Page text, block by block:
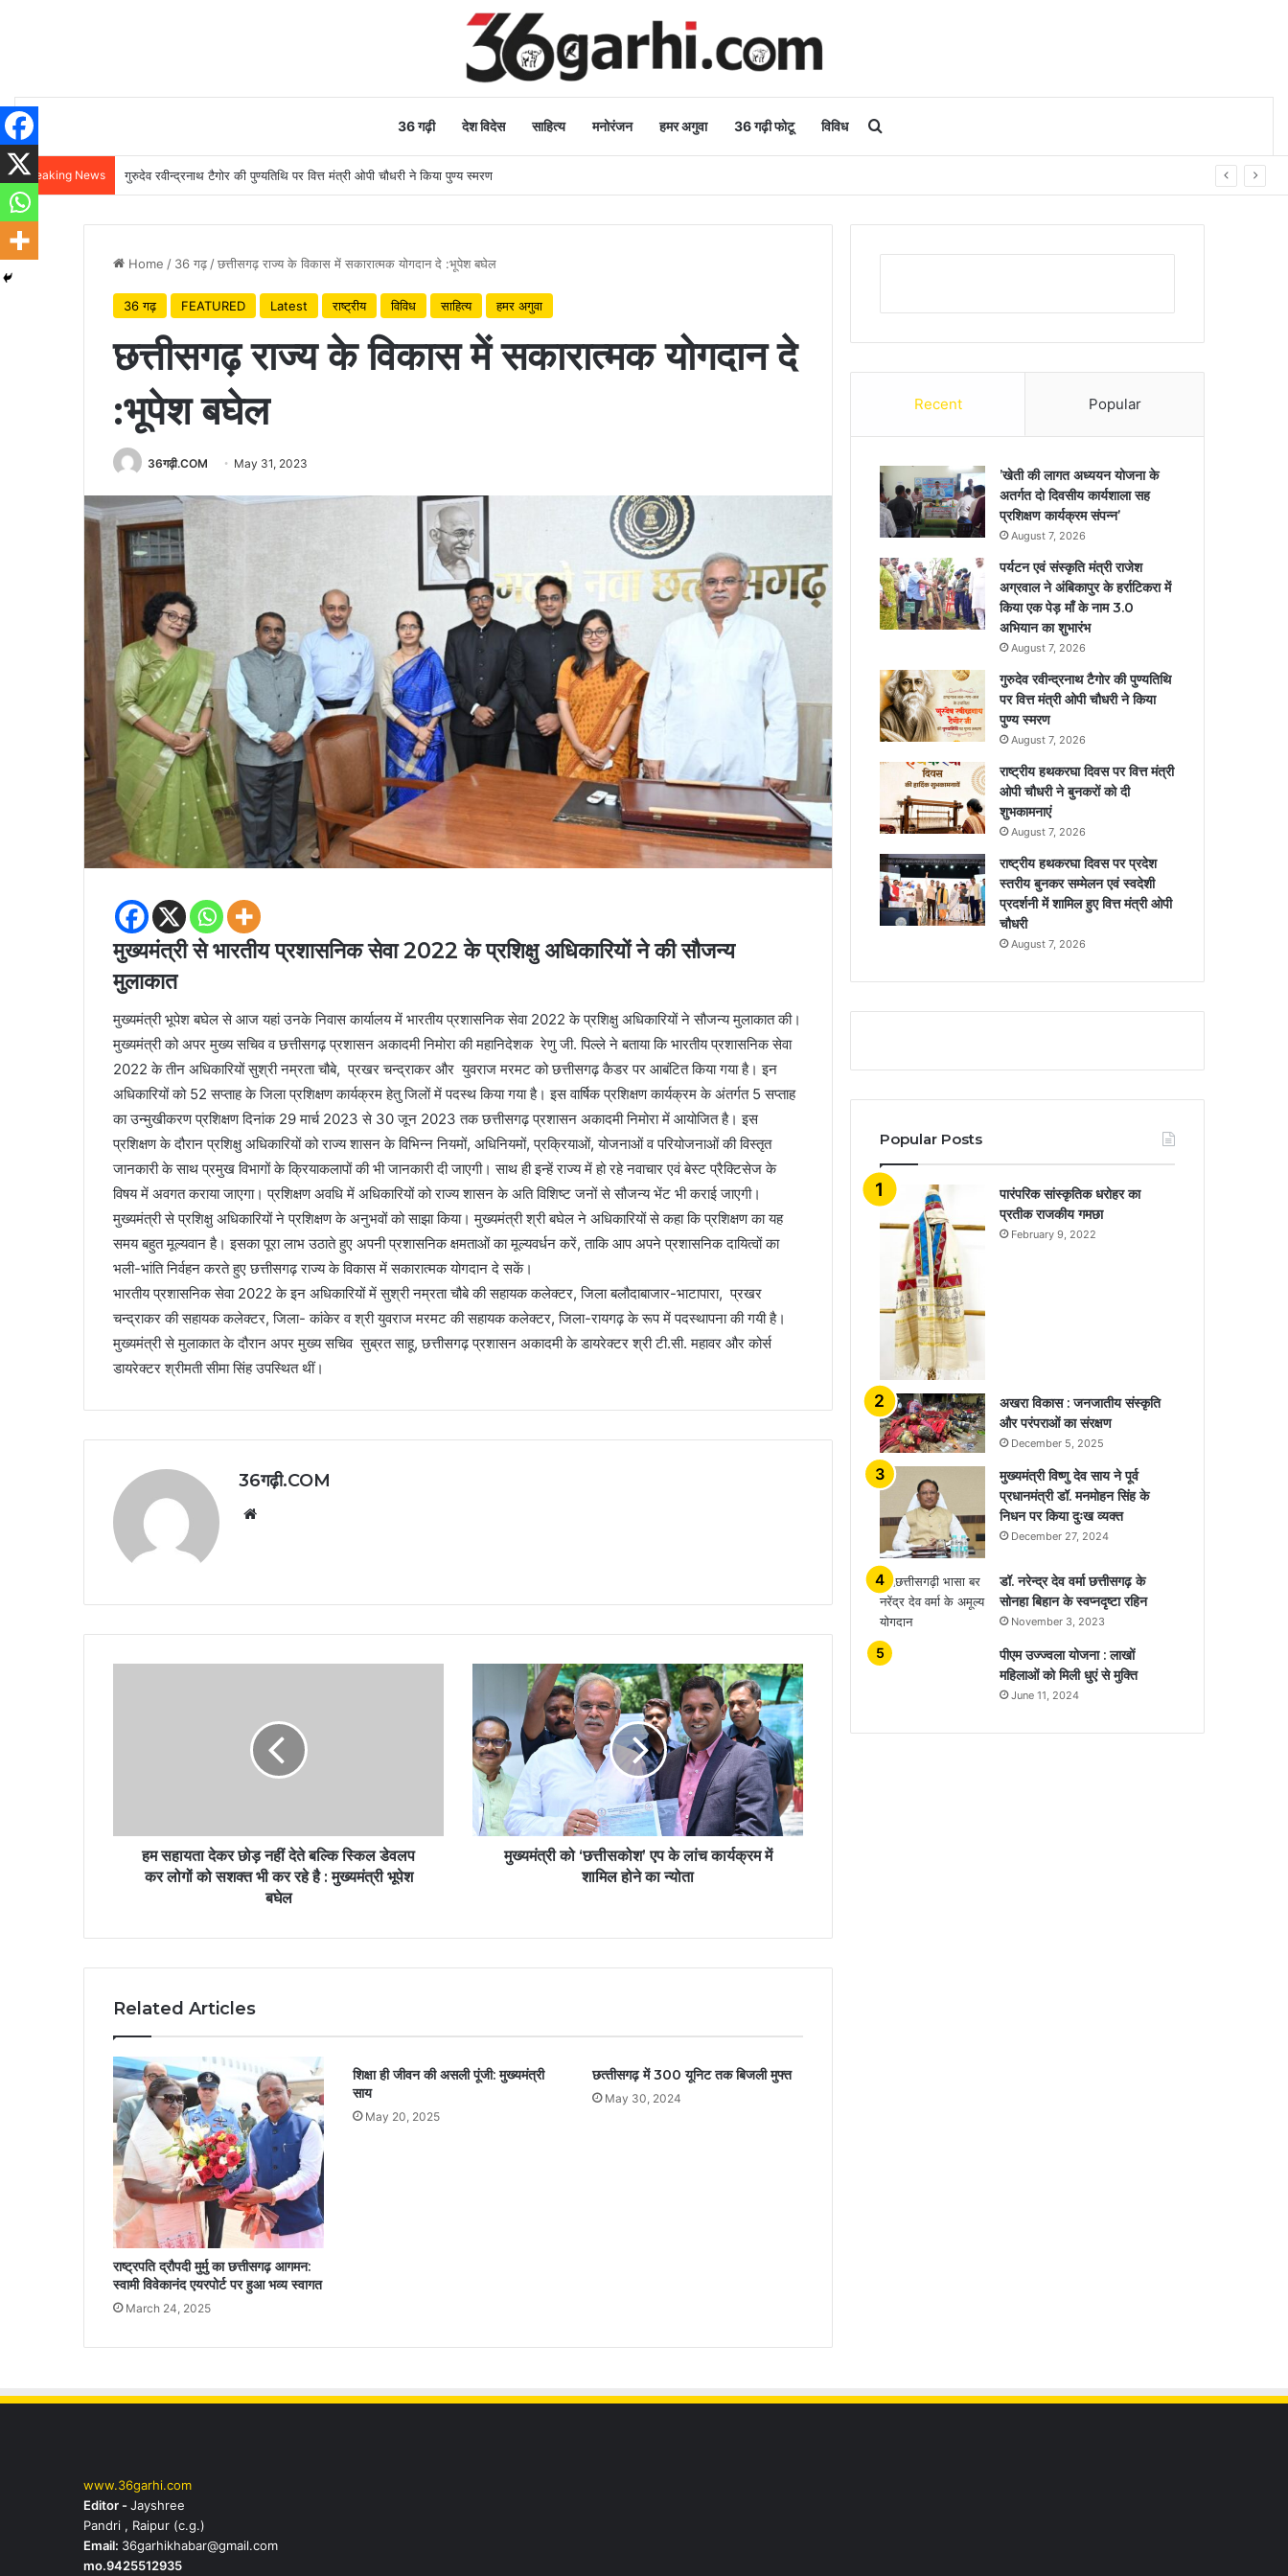
36 गढ़ी देश विदेस साहित्य मनोरंजन हमर अगुवा 36 गढ़ी फोटू विविध
Breaking News गुरुदेव रवीन्द्रनाथ टैगोर की पुण्यतिथि पर वित्त मंत्री ओपी चौधरी ने किया पुण्य स्मरण
Home / 36 गढ़ /छत्तीसगढ़ राज्य के विकास में सकारात्मक योगदान दे :भूपेश बघेल
36 गढ़ FEATURED Latest राष्ट्रीय विविध साहित्य हमर अगुवा
छत्तीसगढ़ राज्य के विकास में सकारात्मक योगदान दे
:भूपेश बघेल
36गढ़ी.COM May 31, 2023
मुख्यमंत्री से भारतीय प्रशासनिक सेवा 2022 के प्रशिक्षु अधिकारियों ने की सौजन्य
मुलाकात
मुख्यमंत्री भूपेश बघेल से आज यहां उनके निवास कार्यालय में भारतीय प्रशासनिक सेवा 2022 के प्रशिक्षु अधिकारियों ने सौजन्य मुलाकात की।
मुख्यमंत्री को अपर मुख्य सचिव व छत्तीसगढ़ प्रशासन अकादमी निमोरा की महानिदेशक रेणु जी. पिल्ले ने बताया कि भारतीय प्रशासनिक सेवा
2022 के तीन अधिकारियों सुश्री नम्रता चौबे, प्रखर चन्द्राकर और युवराज मरमट को छत्तीसगढ़ कैडर पर आबंटित किया गया है। इन
अधिकारियों को 52 सप्ताह के जिला प्रशिक्षण कार्यक्रम हेतु जिलों में पदस्थ किया गया है। इस वार्षिक प्रशिक्षण कार्यक्रम के अंतर्गत 5 सप्ताह
का उन्मुखीकरण प्रशिक्षण दिनांक 29 मार्च 2023 से 30 जून 2023 तक छत्तीसगढ़ प्रशासन अकादमी निमोरा में आयोजित है। इस
प्रशिक्षण के दौरान प्रशिक्षु अधिकारियों को राज्य शासन के विभिन्न नियमों, अधिनियमों, प्रक्रियाओं, योजनाओं व परियोजनाओं की विस्तृत
जानकारी के साथ प्रमुख विभागों के क्रियाकलापों की भी जानकारी दी जाएगी। साथ ही इन्हें राज्य में हो रहे नवाचार एवं बेस्ट प्रैक्टिसेज के
विषय में अवगत कराया जाएगा। प्रशिक्षण अवधि में अधिकारियों को राज्य शासन के अति विशिष्ट जनों से सौजन्य भेंट भी कराई जाएगी।
मुख्यमंत्री से प्रशिक्षु अधिकारियों ने प्रशिक्षण के अनुभवों को साझा किया। मुख्यमंत्री श्री बघेल ने अधिकारियों से कहा कि प्रशिक्षण का यह
समय बहुत मूल्यवान है। इसका पूरा लाभ उठाते हुए अपनी प्रशासनिक क्षमताओं का मूल्यवर्धन करें, ताकि आप अपने प्रशासनिक दायित्वों का
भली-भांति निर्वहन करते हुए छत्तीसगढ़ राज्य के विकास में सकारात्मक योगदान दे सकें।
भारतीय प्रशासनिक सेवा 2022 के इन अधिकारियों में सुश्री नम्रता चौबे की सहायक कलेक्टर, जिला बलौदाबाजार-भाटापारा, प्रखर
चन्द्राकर की सहायक कलेक्टर, जिला- कांकेर व श्री युवराज मरमट की सहायक कलेक्टर, जिला-रायगढ़ के रूप में पदस्थापना की गयी है।
मुख्यमंत्री से मुलाकात के दौरान अपर मुख्य सचिव सुब्रत साहू, छत्तीसगढ़ प्रशासन अकादमी के डायरेक्टर श्री टी.सी. महावर और कोर्स
डायरेक्टर श्रीमती सीमा सिंह उपस्थित थीं।
36गढ़ी.COM
हम सहायता देकर छोड़ नहीं देते बल्कि स्किल डेवलप
कर लोगों को सशक्त भी कर रहे है : मुख्यमंत्री भूपेश
बघेल
मुख्यमंत्री को ‘छत्तीसकोश’ एप के लांच कार्यक्रम में
शामिल होने का न्योता
Related Articles
राष्ट्रपति द्रौपदी मुर्मु का छत्तीसगढ़ आगमन:
स्वामी विवेकानंद एयरपोर्ट पर हुआ भव्य स्वागत
March 24, 2025
शिक्षा ही जीवन की असली पूंजी: मुख्यमंत्री
साय
May 20, 2025
छत्‍तीसगढ़ में 300 यूनिट तक बिजली मुफ्त
May 30, 2024
Recent Popular
’खेती की लागत अध्ययन योजना के
अतर्गत दो दिवसीय कार्यशाला सह
प्रशिक्षण कार्यक्रम संपन्न’
August 7, 2026
पर्यटन एवं संस्कृति मंत्री राजेश
अग्रवाल ने अंबिकापुर के हर्राटिकरा में
किया एक पेड़ माँ के नाम 3.0
अभियान का शुभारंभ
August 7, 2026
गुरुदेव रवीन्द्रनाथ टैगोर की पुण्यतिथि
पर वित्त मंत्री ओपी चौधरी ने किया
पुण्य स्मरण
August 7, 2026
राष्ट्रीय हथकरघा दिवस पर वित्त मंत्री
ओपी चौधरी ने बुनकरों को दी
शुभकामनाएं
August 7, 2026
राष्ट्रीय हथकरघा दिवस पर प्रदेश
स्तरीय बुनकर सम्मेलन एवं स्वदेशी
प्रदर्शनी में शामिल हुए वित्त मंत्री ओपी
चौधरी
August 7, 2026
Popular Posts
​​​​​​​पारंपरिक सांस्कृतिक धरोहर का
प्रतीक राजकीय गमछा
February 9, 2022
अखरा विकास : जनजातीय संस्कृति
और परंपराओं का संरक्षण
December 5, 2025
मुख्यमंत्री विष्णु देव साय ने पूर्व
प्रधानमंत्री डॉ. मनमोहन सिंह के
निधन पर किया दुःख व्यक्त
December 27, 2024
डॉ. नरेन्द्र देव वर्मा छत्तीसगढ़ के
सोनहा बिहान के स्वप्नदृष्टा रहिन
November 3, 2023
पीएम उज्ज्वला योजना : लाखों
महिलाओं को मिली धुएं से मुक्ति
June 11, 2024
www.36garhi.com
Editor -Jayshree
Pandri , Raipur (c.g.)
Email: 36garhikhabar@gmail.com
mo.9425512935